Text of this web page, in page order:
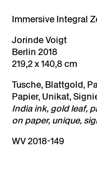
Immersive Integral
Jorinde Voigt
Berlin 2018
219,2 x 140,8 cm
Tusche, Blattgold,
Papier, Unikat,
India ink, gold leaf,
on paper, unique,
WV 2018-149